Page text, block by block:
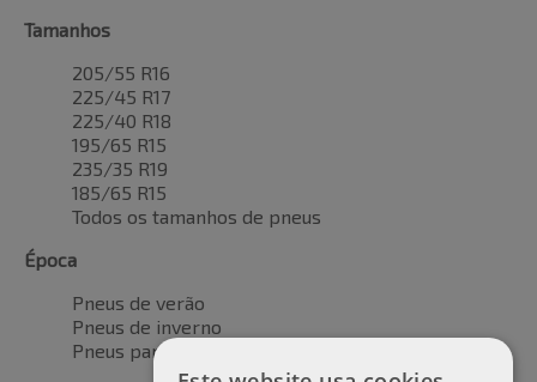
Tamanhos
205/55 R16
225/45 R17
225/40 R18
195/65 R15
235/35 R19
185/65 R15
Todos os tamanhos de pneus
Época
Pneus de verão
Pneus de inverno
Pneus para todas as estações